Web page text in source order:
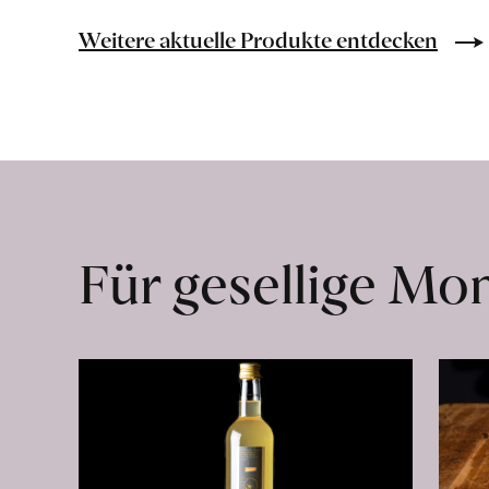
Lebensmittel
ab
Weitere aktuelle Produkte entdecken
Für gesellige